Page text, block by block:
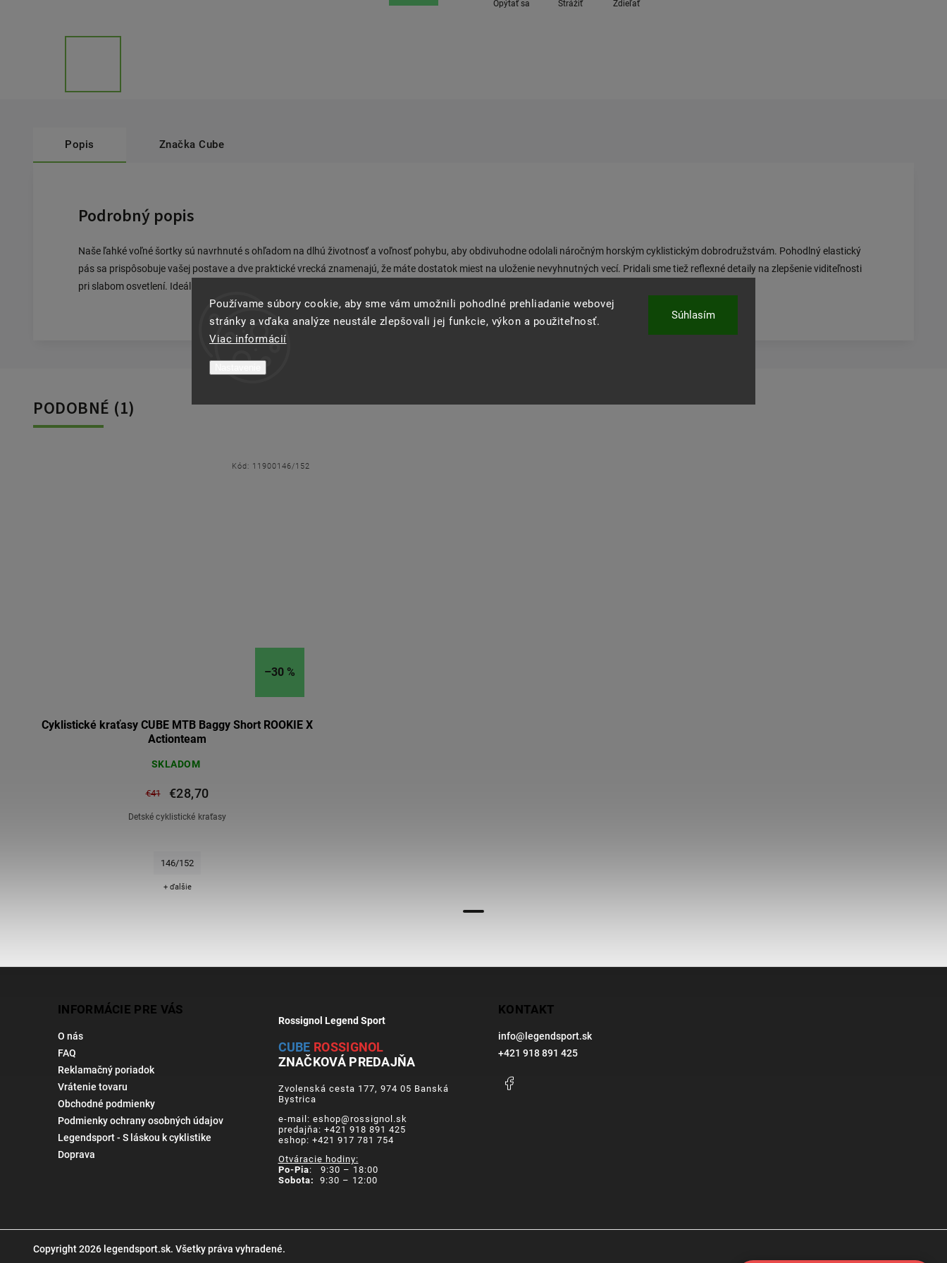
Používame súbory cookie, aby sme vám umožnili pohodlné prehliadanie webovej
stránky a vďaka analýze neustále zlepšovali jej funkcie, výkon a použiteľnosť.
Viac informácií
Súhlasím
Opýtať sa Strážiť Zdieľať
Popis Značka Cube
Podrobný popis
Naše ľahké voľné šortky sú navrhnuté s ohľadom na dlhú životnosť a voľnosť pohybu, aby obdivuhodne odolali náročným horským cyklistickým dobrodružstvám. Pohodlný elastický
pás sa prispôsobuje vašej postave a dve praktické vrecká znamenajú, že máte dostatok miest na uloženie nevyhnutných vecí. Pridali sme tiež reflexné detaily na zlepšenie viditeľnosti
pri slabom osvetlení. Ideálne pre cyklistov, ktorí požadujú dokonalú kombináciu pohodlia, funkčnosti a štýlu.
PODOBNÉ (1)
–30 %
Cyklistické kraťasy CUBE MTB Baggy Short ROOKIE X
Actionteam
SKLADOM
€41 €28,70
Detské cyklistické kraťasy
146/152
+ ďalšie
Kód: 11900146/152
INFORMÁCIE PRE VÁS
O nás
FAQ
Reklamačný poriadok
Vrátenie tovaru
Obchodné podmienky
Podmienky ochrany osobných údajov
Legendsport - S láskou k cyklistike
Doprava
Rossignol Legend Sport
CUBE ROSSIGNOL
ZNAČKOVÁ PREDAJŇA
Zvolenská cesta 177, 974 05 Banská
Bystrica
e-mail: eshop@rossignol.sk
predajňa: +421 918 891 425
eshop: +421 917 781 754
Otváracie hodiny:
Po-Pia: 9:30 – 18:00
Sobota: 9:30 – 12:00
KONTAKT
info@ legendsport.sk
+421 918 891 425
Copyright 2026 legendsport.sk. Všetky práva vyhradené.